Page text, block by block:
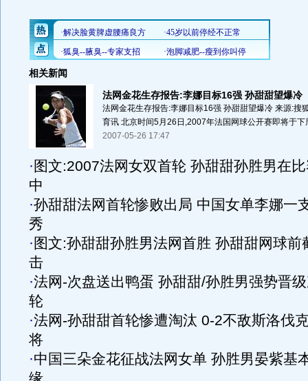
相关新闻
法网金花生存报告:李娜目标16强 孙甜甜望爆冷
法网金花生存报告:李娜目标16强 孙甜甜望爆冷 来源:搜
育讯 北京时间5月26日,2007年法国网球公开赛即将于下
2007-05-26 17:47
· 图文:2007法网女双首轮 孙甜甜孙胜男在
中
·孙甜甜法网首轮惨败出局 中国女单李娜一
秀
· 图文:孙甜甜孙胜男法网首胜 孙甜甜网球前
击
·法网-次盘送出鸭蛋 孙甜甜/孙胜男强势晋
轮
·法网-孙甜甜首轮惨遭淘汰 0-2不敌斯洛伐
将
·中国三朵金花征战法网女单 孙胜男晏紫基